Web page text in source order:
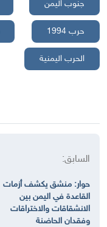
جنوب اليمن
حرب 1994
الحرب اليمنية
السابق:
حوار: منشق يكشف أزمات
القاعدة في اليمن بين
الانشقاقات والاختراقات
وفقدان الحاضنة